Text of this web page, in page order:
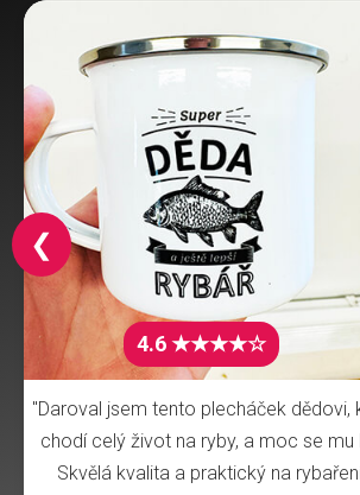
4.6 ★★★★☆
"Daroval jsem tento plecháček dědovi,
chodí celý život na ryby, a moc se mu
Skvělá kvalita a praktický na
❮